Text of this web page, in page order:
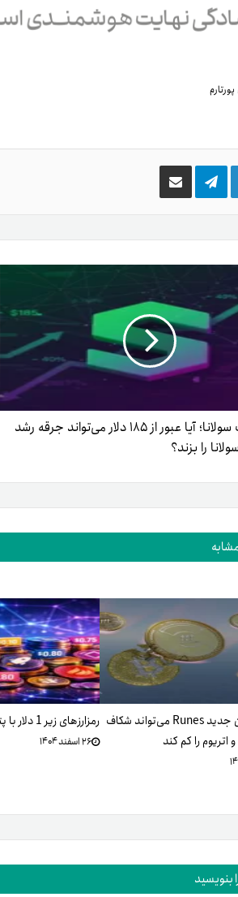
تلگرام اشتراک
گذاری
ایمیل
تحلیل قیمت سولانا؛ آیا عبور از ۱۸۵ دلار می‌تواند جرقه رشد
استاندارد توکن جدید Runes می‌تواند شکاف
را کم کند
رمزارزهای زیر 1 دلار با پتانسیل رشد بالا
۲۶ اسفند ۱۴۰۴
بنویسید